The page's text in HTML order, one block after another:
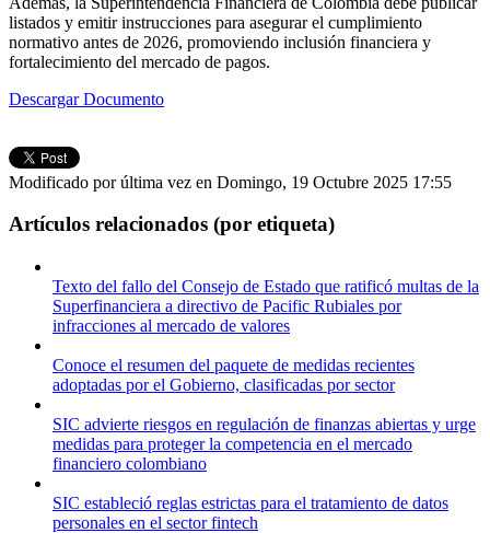
listados y emitir instrucciones para asegurar el cumplimiento
normativo antes de 2026, promoviendo inclusión financiera y
fortalecimiento del mercado de pagos.
Descargar Documento
Modificado por última vez en Domingo, 19 Octubre 2025 17:55
Artículos relacionados (por etiqueta)
Texto del fallo del Consejo de Estado que ratificó multas de la
Superfinanciera a directivo de Pacific Rubiales por
infracciones al mercado de valores
Conoce el resumen del paquete de medidas recientes
adoptadas por el Gobierno, clasificadas por sector
SIC advierte riesgos en regulación de finanzas abiertas y urge
medidas para proteger la competencia en el mercado
financiero colombiano
SIC estableció reglas estrictas para el tratamiento de datos
personales en el sector fintech